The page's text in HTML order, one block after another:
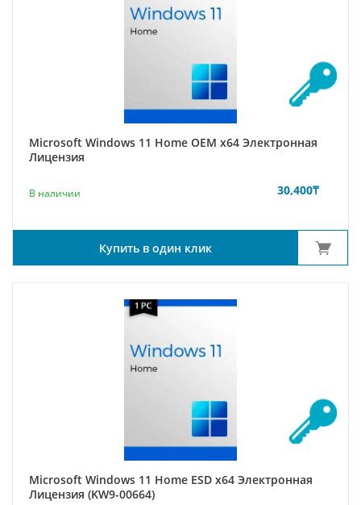
Microsoft Windows 11 Home OEM x64 Электронная
Лицензия
В наличии 30,400₸
Купить в один клик
Microsoft Windows 11 Home ESD x64 Электронная
Лицензия (KW9-00664)